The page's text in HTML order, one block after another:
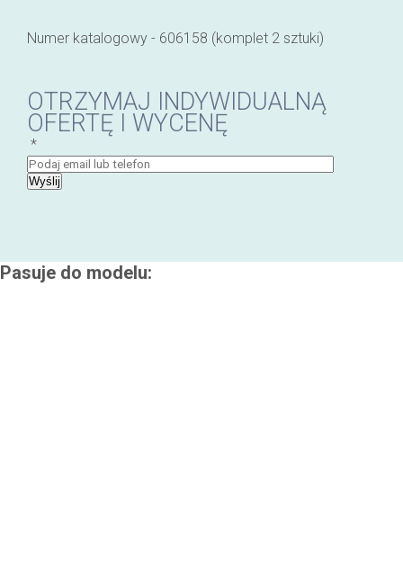
Numer katalogowy - 606158 (komplet 2 sztuki)
OTRZYMAJ INDYWIDUALNĄ
OFERTĘ I WYCENĘ
*
Wyślij
Pasuje do modelu: